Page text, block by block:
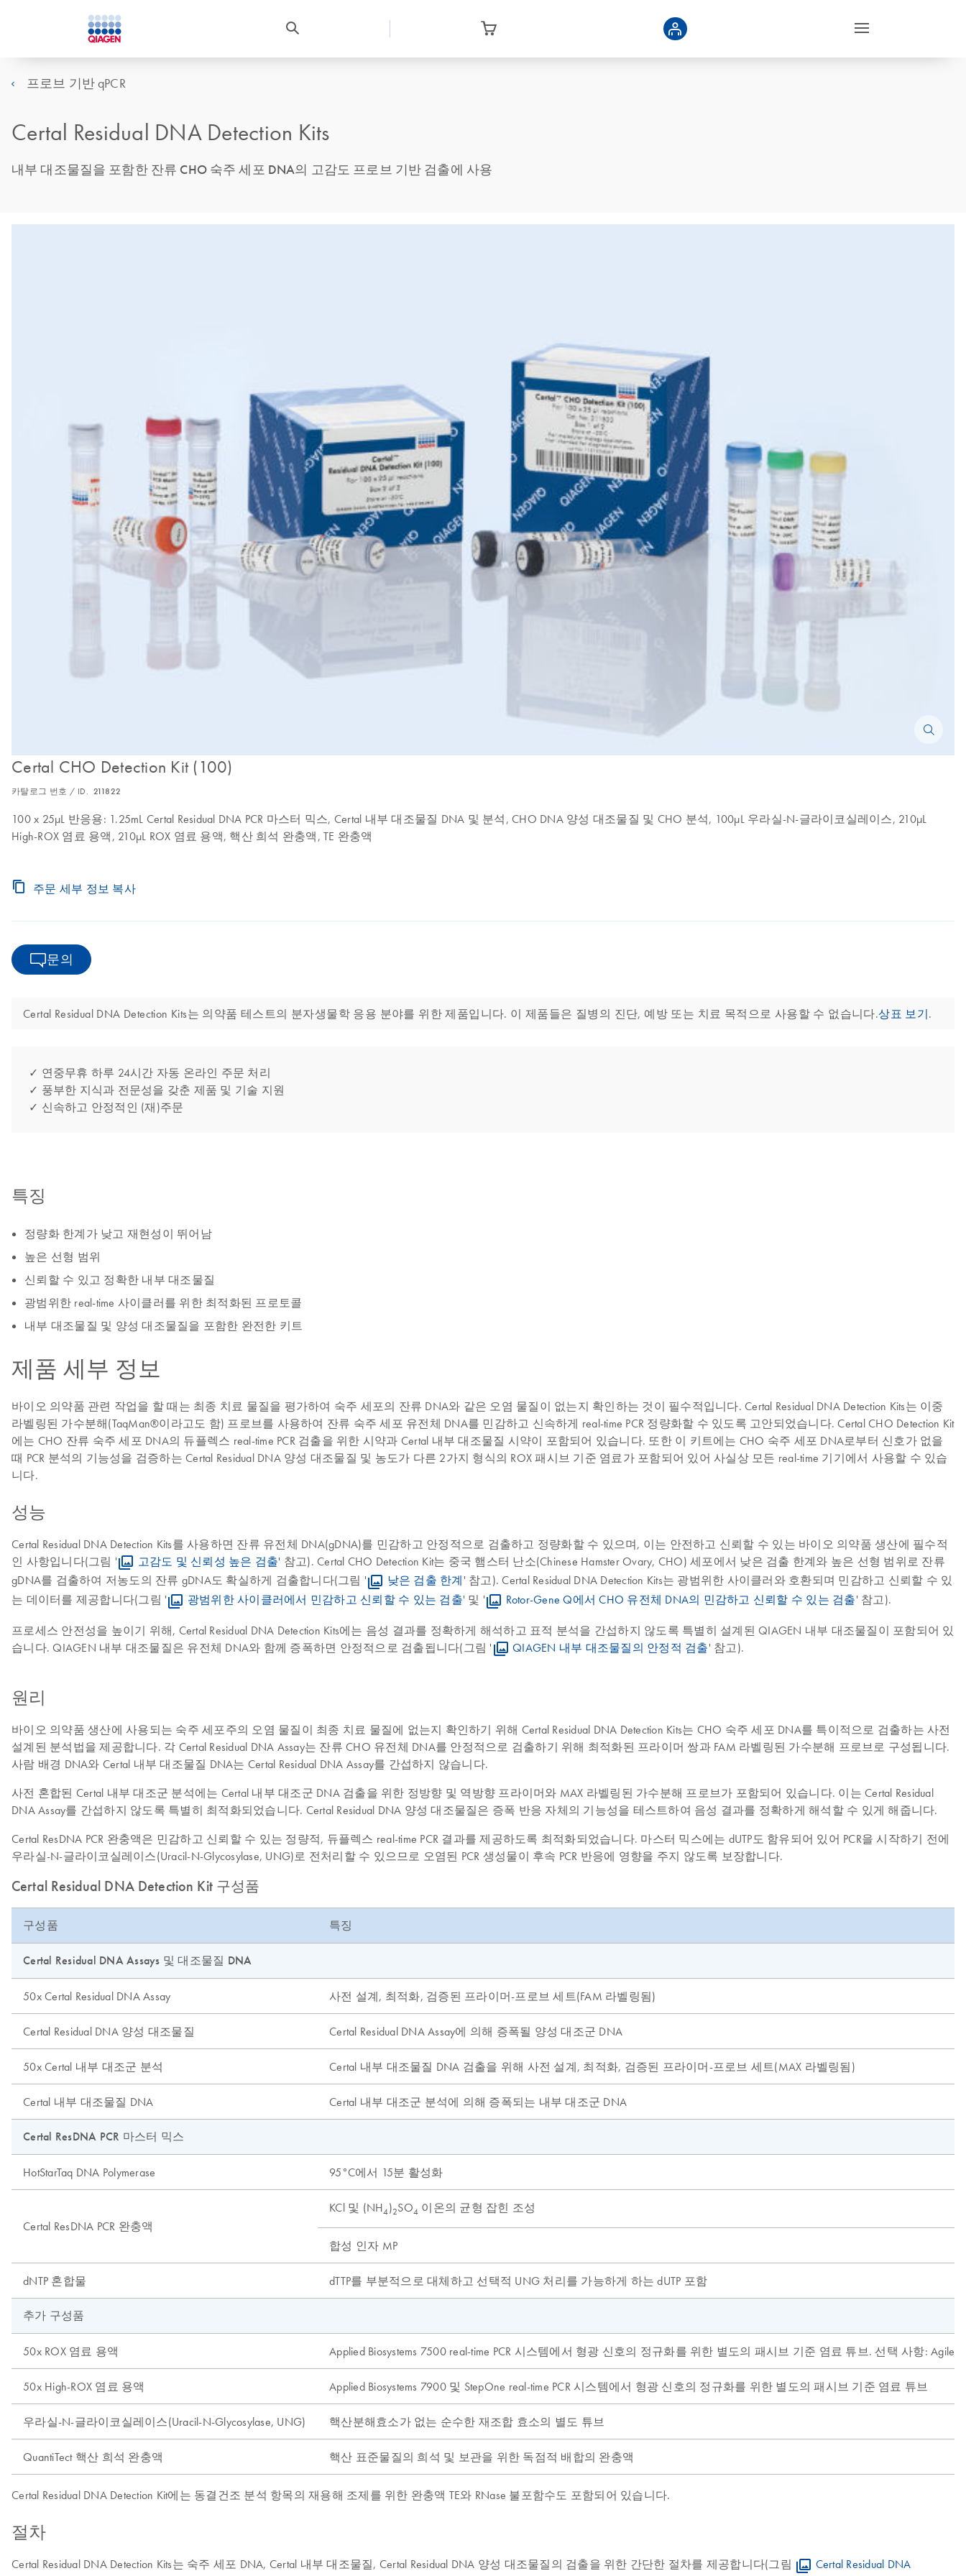
프로브 기반 qPCR
Certal Residual DNA Detection Kits
내부 대조물질을 포함한 잔류 CHO 숙주 세포 DNA의 고감도 프로브 기반 검출에 사용
Certal CHO Detection Kit (100)
카탈로그 번호 / ID. 211822
100 x 25µL 반응용: 1.25mL Certal Residual DNA PCR 마스터 믹스, Certal 내부 대조물질 DNA 및 분석, CHO DNA 양성 대조물질 및 CHO 분석, 100µL 우라실-N-글라이코실레이스, 210µL
High-ROX 염료 용액, 210µL ROX 염료 용액, 핵산 희석 완충액, TE 완충액
주문 세부 정보 복사
문의
Certal Residual DNA Detection Kits는 의약품 테스트의 분자생물학 응용 분야를 위한 제품입니다. 이 제품들은 질병의 진단, 예방 또는 치료 목적으로 사용할 수 없습니다.상표 보기.
✓ 연중무휴 하루 24시간 자동 온라인 주문 처리
✓ 풍부한 지식과 전문성을 갖춘 제품 및 기술 지원
✓ 신속하고 안정적인 (재)주문
특징
정량화 한계가 낮고 재현성이 뛰어남
높은 선형 범위
신뢰할 수 있고 정확한 내부 대조물질
광범위한 real-time 사이클러를 위한 최적화된 프로토콜
내부 대조물질 및 양성 대조물질을 포함한 완전한 키트
제품 세부 정보
바이오 의약품 관련 작업을 할 때는 최종 치료 물질을 평가하여 숙주 세포의 잔류 DNA와 같은 오염 물질이 없는지 확인하는 것이 필수적입니다. Certal Residual DNA Detection Kits는 이중
라벨링된 가수분해(TaqMan®이라고도 함) 프로브를 사용하여 잔류 숙주 세포 유전체 DNA를 민감하고 신속하게 real-time PCR 정량화할 수 있도록 고안되었습니다. Certal CHO Detection Kit
에는 CHO 잔류 숙주 세포 DNA의 듀플렉스 real-time PCR 검출을 위한 시약과 Certal 내부 대조물질 시약이 포함되어 있습니다. 또한 이 키트에는 CHO 숙주 세포 DNA로부터 신호가 없을
때 PCR 분석의 기능성을 검증하는 Certal Residual DNA 양성 대조물질 및 농도가 다른 2가지 형식의 ROX 패시브 기준 염료가 포함되어 있어 사실상 모든 real-time 기기에서 사용할 수 있습
니다.
성능
Certal Residual DNA Detection Kits를 사용하면 잔류 유전체 DNA(gDNA)를 민감하고 안정적으로 검출하고 정량화할 수 있으며, 이는 안전하고 신뢰할 수 있는 바이오 의약품 생산에 필수적
인 사항입니다(그림 '
고감도 및 신뢰성 높은 검출' 참고). Certal CHO Detection Kit는 중국 햄스터 난소(Chinese Hamster Ovary, CHO) 세포에서 낮은 검출 한계와 높은 선형 범위로 잔류
gDNA를 검출하여 저농도의 잔류 gDNA도 확실하게 검출합니다(그림 '
낮은 검출 한계 ' 참고). Certal Residual DNA Detection Kits는 광범위한 사이클러와 호환되며 민감하고 신뢰할 수 있
는 데이터를 제공합니다(그림 '
광범위한 사이클러에서 민감하고 신뢰할 수 있는 검출' 및 ' Rotor-Gene Q에서 CHO 유전체 DNA의 민감하고 신뢰할 수 있는 검출' 참고).
프로세스 안전성을 높이기 위해, Certal Residual DNA Detection Kits에는 음성 결과를 정확하게 해석하고 표적 분석을 간섭하지 않도록 특별히 설계된 QIAGEN 내부 대조물질이 포함되어 있
습니다. QIAGEN 내부 대조물질은 유전체 DNA와 함께 증폭하면 안정적으로 검출됩니다(그림 '
QIAGEN 내부 대조물질의 안정적 검출' 참고).
원리
바이오 의약품 생산에 사용되는 숙주 세포주의 오염 물질이 최종 치료 물질에 없는지 확인하기 위해 Certal Residual DNA Detection Kits는 CHO 숙주 세포 DNA를 특이적으로 검출하는 사전
설계된 분석법을 제공합니다. 각 Certal Residual DNA Assay는 잔류 CHO 유전체 DNA를 안정적으로 검출하기 위해 최적화된 프라이머 쌍과 FAM 라벨링된 가수분해 프로브로 구성됩니다.
사람 배경 DNA와 Certal 내부 대조물질 DNA는 Certal Residual DNA Assay를 간섭하지 않습니다.
사전 혼합된 Certal 내부 대조군 분석에는 Certal 내부 대조군 DNA 검출을 위한 정방향 및 역방향 프라이머와 MAX 라벨링된 가수분해 프로브가 포함되어 있습니다. 이는 Certal Residual
DNA Assay를 간섭하지 않도록 특별히 최적화되었습니다. Certal Residual DNA 양성 대조물질은 증폭 반응 자체의 기능성을 테스트하여 음성 결과를 정확하게 해석할 수 있게 해줍니다.
Certal ResDNA PCR 완충액은 민감하고 신뢰할 수 있는 정량적, 듀플렉스 real-time PCR 결과를 제공하도록 최적화되었습니다. 마스터 믹스에는 dUTP도 함유되어 있어 PCR을 시작하기 전에
우라실-N-글라이코실레이스(Uracil-N-Glycosylase, UNG)로 전처리할 수 있으므로 오염된 PCR 생성물이 후속 PCR 반응에 영향을 주지 않도록 보장합니다.
Certal Residual DNA Detection Kit 구성품
구성품 특징
Certal Residual DNA Assays 및 대조물질 DNA
50x Certal Residual DNA Assay 사전 설계, 최적화, 검증된 프라이머-프로브 세트(FAM 라벨링됨)
Certal Residual DNA 양성 대조물질 Certal Residual DNA Assay에 의해 증폭될 양성 대조군 DNA
50x Certal 내부 대조군 분석 Certal 내부 대조물질 DNA 검출을 위해 사전 설계, 최적화, 검증된 프라이머-프로브 세트(MAX 라벨링됨)
Certal 내부 대조물질 DNA Certal 내부 대조군 분석에 의해 증폭되는 내부 대조군 DNA
Certal ResDNA PCR 마스터 믹스
HotStarTaq DNA Polymerase 95°C에서 15분 활성화
Certal ResDNA PCR 완충액
KCl 및 (NH4)2SO4 이온의 균형 잡힌 조성
합성 인자 MP
dNTP 혼합물 dTTP를 부분적으로 대체하고 선택적 UNG 처리를 가능하게 하는 dUTP 포함
추가 구성품
50x ROX 염료 용액 Applied Biosystems 7500 real-time PCR 시스템에서 형광 신호의 정규화를 위한 별도의 패시브 기준 염료 튜브. 선택 사항:
50x High-ROX 염료 용액 Applied Biosystems 7900 및 StepOne real-time PCR 시스템에서 형광 신호의 정규화를 위한 별도의 패시브 기준 염료 튜브
우라실-N-글라이코실레이스(Uracil-N-Glycosylase, UNG) 핵산분해효소가 없는 순수한 재조합 효소의 별도 튜브
QuantiTect 핵산 희석 완충액 핵산 표준물질의 희석 및 보관을 위한 독점적 배합의 완충액
Certal Residual DNA Detection Kit에는 동결건조 분석 항목의 재용해 조제를 위한 완충액 TE와 RNase 불포함수도 포함되어 있습니다.
절차
Certal Residual DNA Detection Kits는 숙주 세포 DNA, Certal 내부 대조물질, Certal Residual DNA 양성 대조물질의 검출을 위한 간단한 절차를 제공합니다(그림 Certal Residual DNA